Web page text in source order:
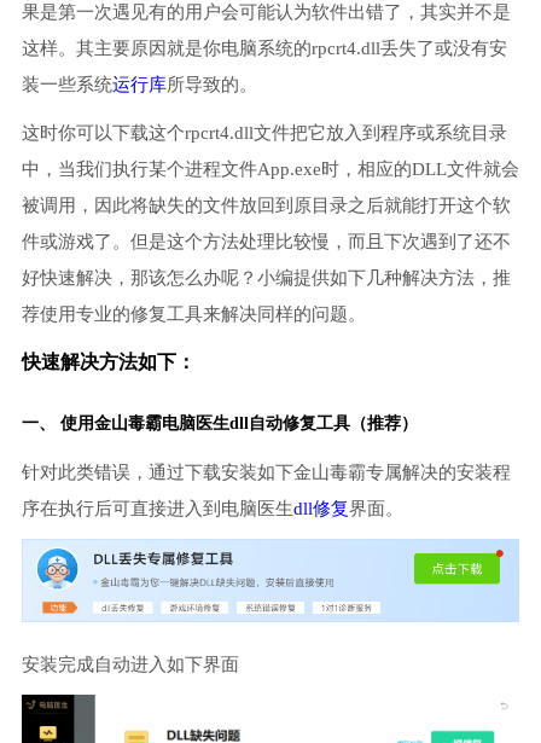
果是第一次遇见有的用户会可能认为软件出错了，其实并不是
这样。其主要原因就是你电脑系统的rpcrt4.dll丢失了或没有安
装一些系统运行库所导致的。
这时你可以下载这个rpcrt4.dll文件把它放入到程序或系统目录
中，当我们执行某个进程文件App.exe时，相应的DLL文件就会
被调用，因此将缺失的文件放回到原目录之后就能打开这个软
件或游戏了。但是这个方法处理比较慢，而且下次遇到了还不
好快速解决，那该怎么办呢？小编提供如下几种解决方法，推
荐使用专业的修复工具来解决同样的问题。
快速解决方法如下：
一、 使用金山毒霸电脑医生dll自动修复工具（推荐）
针对此类错误，通过下载安装如下金山毒霸专属解决的安装程
序在执行后可直接进入到电脑医生dll修复界面。
安装完成自动进入如下界面